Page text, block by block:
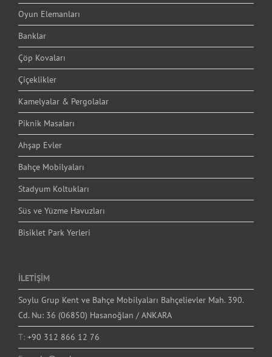
Oyun Elemanları
Banklar
Çöp Kovaları
Çiçeklikler
Kamelyalar & Pergolalar
Piknik Masaları
Ahşap Evler
Bahçe Mobilyaları
Stadyum Koltukları
Süs ve Yüzme Havuzları
Bisiklet Park Yerleri
İLETİŞİM
Soylu Grup Kent ve Bahçe Mobilyaları Bahçelievler Mah. 390.
Cd. Nu: 36 (06850) Hasanoğlan / ANKARA
T: +90 312 866 12 76